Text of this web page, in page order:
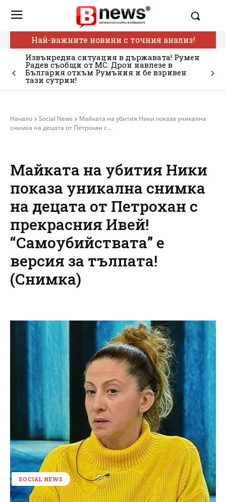
Най-важните новини с точния анализ!
Извънредна ситуация в държавата! Румен
Радев съобщи от МС: Дрон навлезе в
България откъм Румъния и бе взривен
тази сутрин!
Начало Social News
Майката на убития Ники показа уникална
снимка на децата от Петрохан с...
Майката на убития Ники
показа уникална снимка
на децата от Петрохан с
прекрасния Ивей!
“Самоубийствата” е
версия за тълпата!
(Снимка)
SOCIAL NEWS